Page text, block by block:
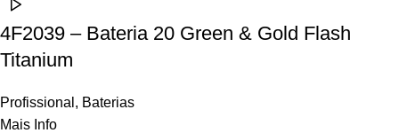
4F2039 – Bateria 20 Green & Gold Flash
Titanium
Profissional , Baterias
Mais Info